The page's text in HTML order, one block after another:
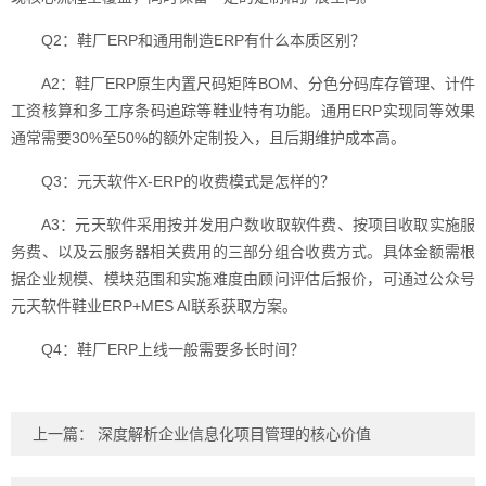
Q2：鞋厂ERP和通用制造ERP有什么本质区别？
A2：鞋厂ERP原生内置尺码矩阵BOM、分色分码库存管理、计件
工资核算和多工序条码追踪等鞋业特有功能。通用ERP实现同等效果
通常需要30%至50%的额外定制投入，且后期维护成本高。
Q3：元天软件X-ERP的收费模式是怎样的？
A3：元天软件采用按并发用户数收取软件费、按项目收取实施服
务费、以及云服务器相关费用的三部分组合收费方式。具体金额需根
据企业规模、模块范围和实施难度由顾问评估后报价，可通过公众号
元天软件鞋业ERP+MES AI联系获取方案。
Q4：鞋厂ERP上线一般需要多长时间？
上一篇： 深度解析企业信息化项目管理的核心价值